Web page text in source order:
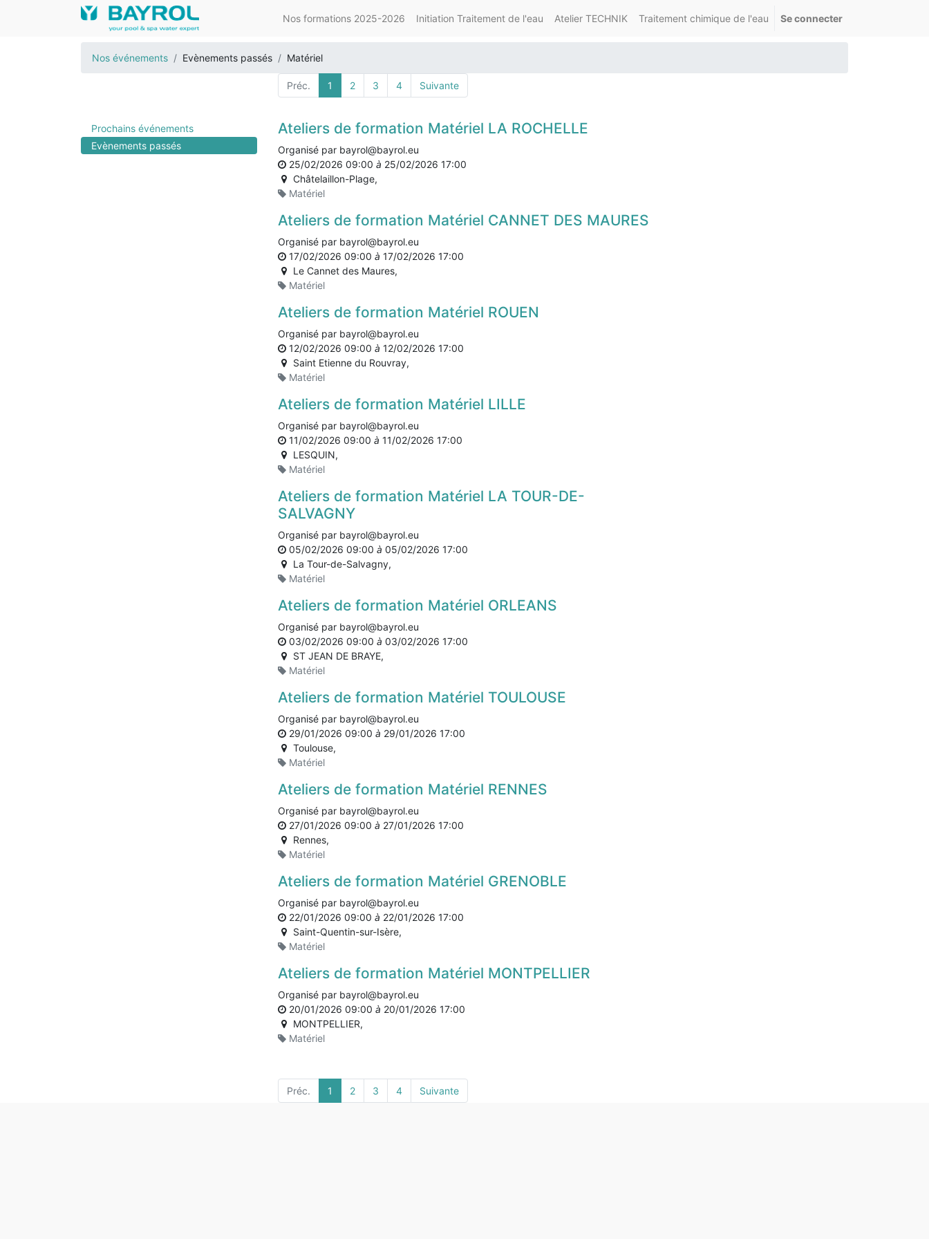
Nos formations 2025-2026 Initiation Traitement de l'eau Atelier TECHNIK Traitement chimique de l'eau Se connecter
Nos événements Evènements passés Matériel
Préc. 1 2 3 4 Suivante
Prochains événements
Evènements passés
Ateliers de formation Matériel LA ROCHELLE
Organisé par bayrol@bayrol.eu
25/02/2026 09:00 à 25/02/2026 17:00
Châtelaillon-Plage,
Matériel
Ateliers de formation Matériel CANNET DES MAURES
Organisé par bayrol@bayrol.eu
17/02/2026 09:00 à 17/02/2026 17:00
Le Cannet des Maures,
Matériel
Ateliers de formation Matériel ROUEN
Organisé par bayrol@bayrol.eu
12/02/2026 09:00 à 12/02/2026 17:00
Saint Etienne du Rouvray,
Matériel
Ateliers de formation Matériel LILLE
Organisé par bayrol@bayrol.eu
11/02/2026 09:00 à 11/02/2026 17:00
LESQUIN,
Matériel
Ateliers de formation Matériel LA TOUR-DE-
SALVAGNY
Organisé par bayrol@bayrol.eu
05/02/2026 09:00 à 05/02/2026 17:00
La Tour-de-Salvagny,
Matériel
Ateliers de formation Matériel ORLEANS
Organisé par bayrol@bayrol.eu
03/02/2026 09:00 à 03/02/2026 17:00
ST JEAN DE BRAYE,
Matériel
Ateliers de formation Matériel TOULOUSE
Organisé par bayrol@bayrol.eu
29/01/2026 09:00 à 29/01/2026 17:00
Toulouse,
Matériel
Ateliers de formation Matériel RENNES
Organisé par bayrol@bayrol.eu
27/01/2026 09:00 à 27/01/2026 17:00
Rennes,
Matériel
Ateliers de formation Matériel GRENOBLE
Organisé par bayrol@bayrol.eu
22/01/2026 09:00 à 22/01/2026 17:00
Saint-Quentin-sur-Isère,
Matériel
Ateliers de formation Matériel MONTPELLIER
Organisé par bayrol@bayrol.eu
20/01/2026 09:00 à 20/01/2026 17:00
MONTPELLIER,
Matériel
Préc. 1 2 3 4 Suivante